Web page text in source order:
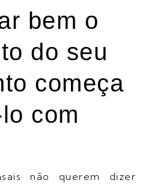
bem o
do seu
começa
com
não querem dizer